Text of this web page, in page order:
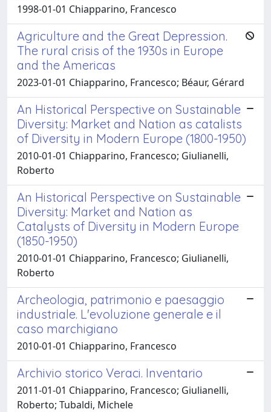
1998-01-01 Chiapparino, Francesco
Agriculture and the Great Depression.
The rural crisis of the 1930s in Europe
and the Americas
2023-01-01 Chiapparino, Francesco; Béaur, Gérard
An Historical Perspective on Sustainable
Diversity: Market and Nation as catalists
of Diversity in Modern Europe (1800-1950)
2010-01-01 Chiapparino, Francesco; Giulianelli,
Roberto
An Historical Perspective on Sustainable
Diversity: Market and Nation as
Catalysts of Diversity in Modern Europe
(1850-1950)
2010-01-01 Chiapparino, Francesco; Giulianelli,
Roberto
Archeologia, patrimonio e paesaggio
industriale. L'evoluzione generale e il
caso marchigiano
2010-01-01 Chiapparino, Francesco
Archivio storico Veraci. Inventario
2011-01-01 Chiapparino, Francesco; Giulianelli,
Roberto; Tubaldi, Michele